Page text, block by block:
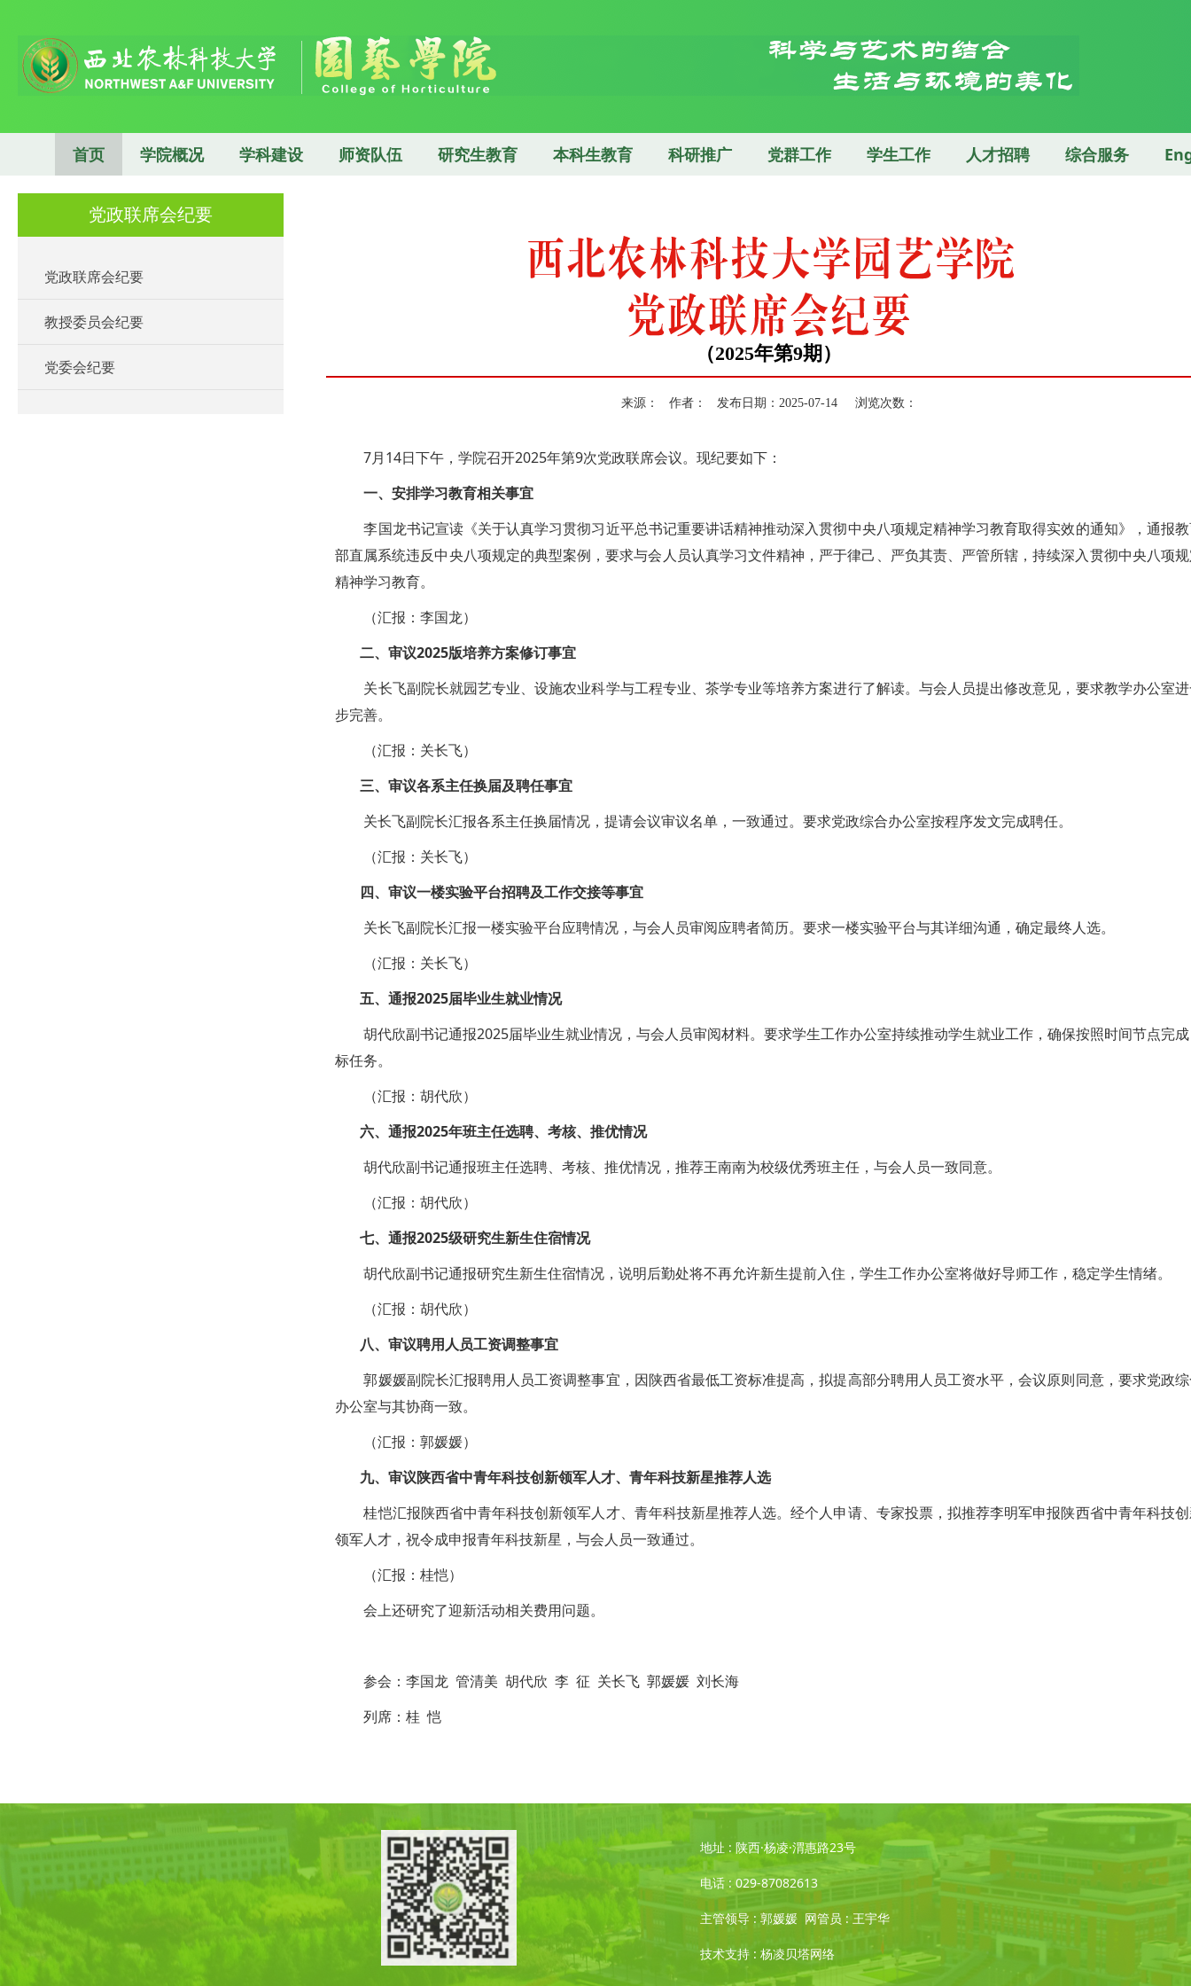
首页 学院概况 学科建设 师资队伍 研究生教育 本科生教育 科研推广 党群工作 学生工作 人才招聘 综合服务
党政联席会纪要
党政联席会纪要
教授委员会纪要
党委会纪要
（2025年第9期）
来源： 作者： 发布日期：2025-07-14 浏览次数：
7月14日下午，学院召开2025年第9次党政联席会议。现纪要如下：
一、安排学习教育相关事宜
李国龙书记宣读《关于认真学习贯彻习近平总书记重要讲话精神推动深入贯彻中央八项规定精神学习教育取得实效的通知》，通报
部直属系统违反中央八项规定的典型案例，要求与会人员认真学习文件精神，严于律己、严负其责、严管所辖，持续深入贯彻中央八项
精神学习教育。
（汇报：李国龙）
二、审议2025版培养方案修订事宜
关长飞副院长就园艺专业、设施农业科学与工程专业、茶学专业等培养方案进行了解读。与会人员提出修改意见，要求教学办公室
步完善。
（汇报：关长飞）
三、审议各系主任换届及聘任事宜
关长飞副院长汇报各系主任换届情况，提请会议审议名单，一致通过。要求党政综合办公室按程序发文完成聘任。
（汇报：关长飞）
四、审议一楼实验平台招聘及工作交接等事宜
关长飞副院长汇报一楼实验平台应聘情况，与会人员审阅应聘者简历。要求一楼实验平台与其详细沟通，确定最终人选。
（汇报：关长飞）
五、通报2025届毕业生就业情况
胡代欣副书记通报2025届毕业生就业情况，与会人员审阅材料。要求学生工作办公室持续推动学生就业工作，确保按照时间节点完
标任务。
（汇报：胡代欣）
六、通报2025年班主任选聘、考核、推优情况
胡代欣副书记通报班主任选聘、考核、推优情况，推荐王南南为校级优秀班主任，与会人员一致同意。
（汇报：胡代欣）
七、通报2025级研究生新生住宿情况
胡代欣副书记通报研究生新生住宿情况，说明后勤处将不再允许新生提前入住，学生工作办公室将做好导师工作，稳定学生情绪。
（汇报：胡代欣）
八、审议聘用人员工资调整事宜
郭媛媛副院长汇报聘用人员工资调整事宜，因陕西省最低工资标准提高，拟提高部分聘用人员工资水平，会议原则同意，要求党政
办公室与其协商一致。
（汇报：郭媛媛）
九、审议陕西省中青年科技创新领军人才、青年科技新星推荐人选
桂恺汇报陕西省中青年科技创新领军人才、青年科技新星推荐人选。经个人申请、专家投票，拟推荐李明军申报陕西省中青年科技
领军人才，祝令成申报青年科技新星，与会人员一致通过。
（汇报：桂恺）
会上还研究了迎新活动相关费用问题。
参会：李国龙 管清美 胡代欣 李 征 关长飞 郭媛媛 刘长海
列席：桂 恺
地址 : 陕西·杨凌·渭惠路23号
电话 : 029-87082613
主管领导 : 郭媛媛 网管员 : 王宇华
技术支持 : 杨凌贝塔网络